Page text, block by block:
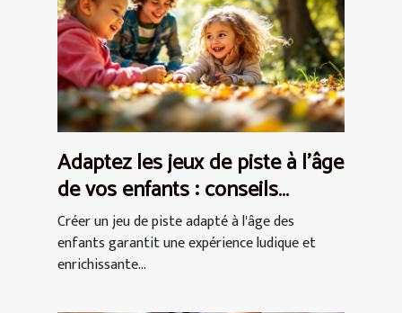
Adaptez les jeux de piste à l'âge
de vos enfants : conseils
pratiques
Créer un jeu de piste adapté à l'âge des
enfants garantit une expérience ludique et
enrichissante...